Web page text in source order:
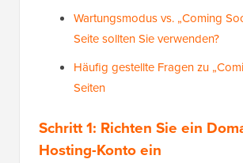
Wartungsmodus vs. „Coming
Seite sollten Sie verwenden?
Häufig gestellte Fragen zu
Seiten
Schritt 1: Richten Sie ein
Hosting-Konto ein